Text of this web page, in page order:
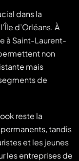
dans la
d’Orléans. À
à Saint-Laurent-
non
mais
de
reste la
tandis
et les jeunes
les entreprises de